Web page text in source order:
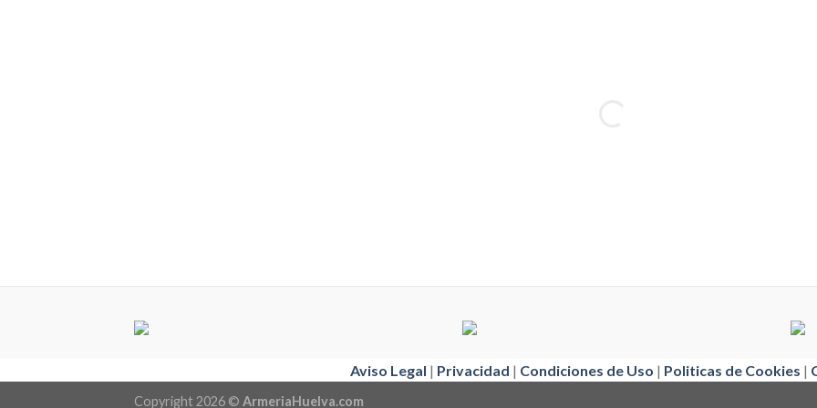
Aviso Legal | Privacidad | Condiciones de Uso | Politicas de Cookies |
Copyright 2026 © ArmeriaHuelva.com